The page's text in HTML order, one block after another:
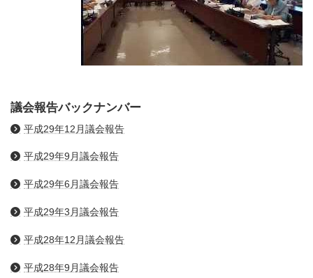
議会報告バックナンバー
平成29年12月議会報告
平成29年9月議会報告
平成29年6月議会報告
平成29年3月議会報告
平成28年12月議会報告
平成28年9月議会報告